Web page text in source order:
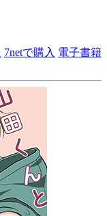
7netで購入 電子書籍